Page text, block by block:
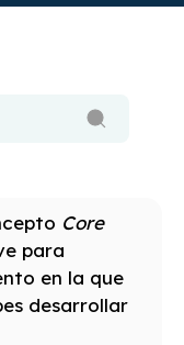
Core
para
en la que
desarrollar